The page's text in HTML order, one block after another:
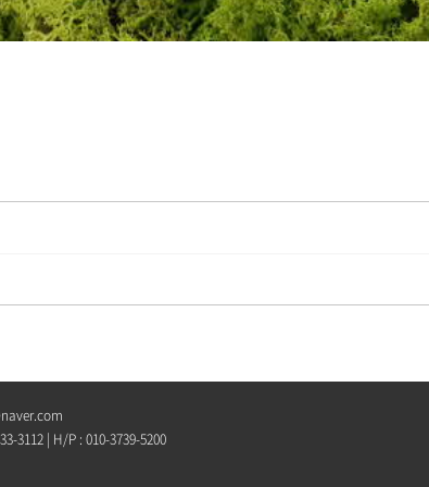
3112 | H/P : 010-3739-5200